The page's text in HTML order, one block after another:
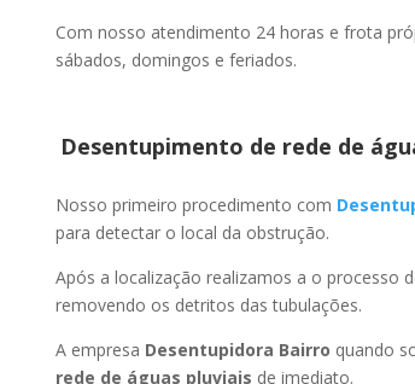
Com nosso atendimento 24 horas e frota
sábados, domingos e feriados.
Desentupimento de rede de
Nosso primeiro procedimento com
para detectar o local da obstrução.
Após a localização realizamos a o processo
removendo os detritos das tubulações.
A empresa Desentupidora Bairro quando
rede de águas pluviais de imediato.